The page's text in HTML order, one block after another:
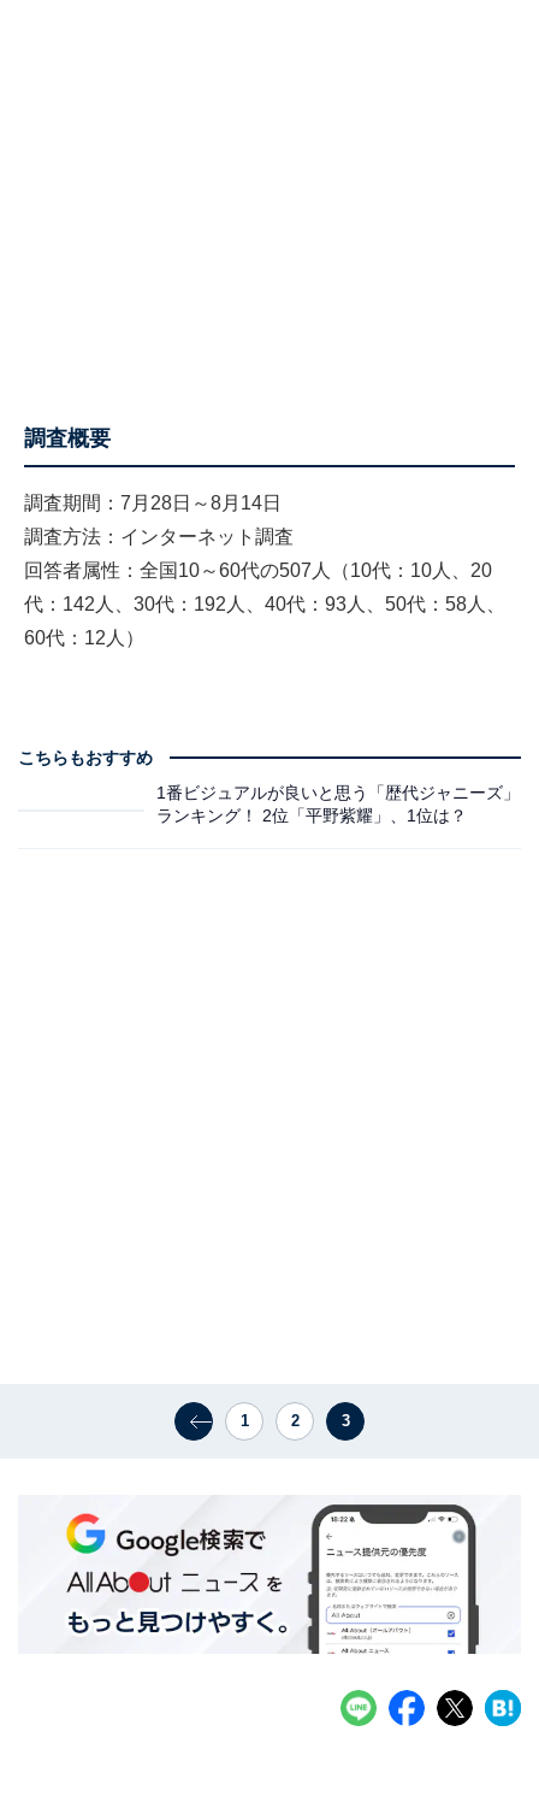
調査概要
調査期間：7月28日～8月14日
調査方法：インターネット調査
回答者属性：全国10～60代の507人（10代：10人、20
代：142人、30代：192人、40代：93人、50代：58人、
60代：12人）
こちらもおすすめ
1番ビジュアルが良いと思う「歴代ジャニーズ」
ランキング！ 2位「平野紫耀」、1位は？
1 2 3